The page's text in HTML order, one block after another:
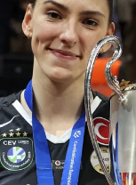
a
i
l